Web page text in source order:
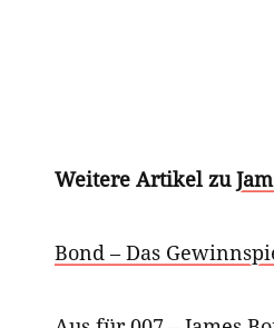
Weitere Artikel zu
Bond – Das